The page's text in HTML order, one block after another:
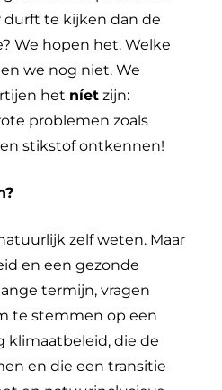
durft te kijken dan de
We hopen het. Welke
we nog niet. We
het níet zijn:
problemen zoals
stikstof ontkennen!
zelf weten. Maar
en een gezonde
termijn, vragen
te stemmen op een
klimaatbeleid, die de
en die een transitie